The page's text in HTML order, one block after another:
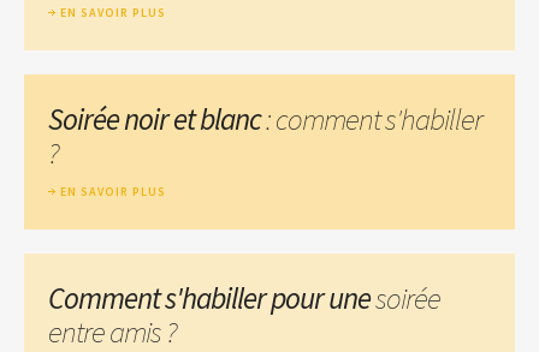
EN SAVOIR PLUS
Soirée noir et blanc: comment s'habiller
?
EN SAVOIR PLUS
Comment s'habiller pour unesoirée
entre amis ?